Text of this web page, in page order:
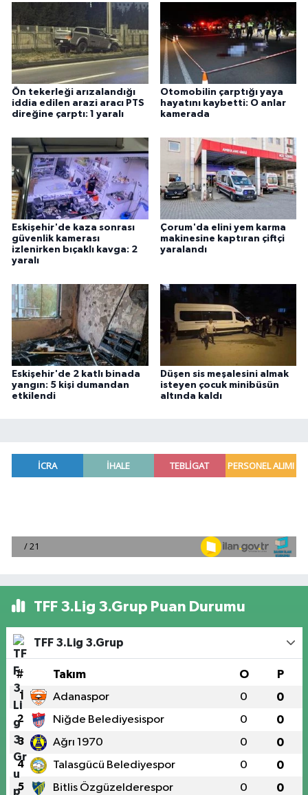
Ön tekerleği arızalandığı
iddia edilen arazi aracı PTS
direğine çarptı: 1 yaralı
Otomobilin çarptığı yaya
hayatını kaybetti: O anlar
kamerada
Eskişehir'de kaza sonrası
güvenlik kamerası
izlenirken bıçaklı kavga: 2
yaralı
Çorum'da elini yem karma
makinesine kaptıran çiftçi
yaralandı
Eskişehir'de 2 katlı binada
yangın: 5 kişi dumandan
etkilendi
Düşen sis meşalesini almak
isteyen çocuk minibüsün
altında kaldı
TFF 3.Lig 3.Grup Puan Durumu
TFF 3.Lig 3.Grup
# Takım O P
1 Adanaspor 0 0
2 Niğde Belediyesispor 0 0
3 Ağrı 1970 0 0
4 Talasgücü Belediyespor 0 0
5 Bitlis Özgüzelderespor 0 0